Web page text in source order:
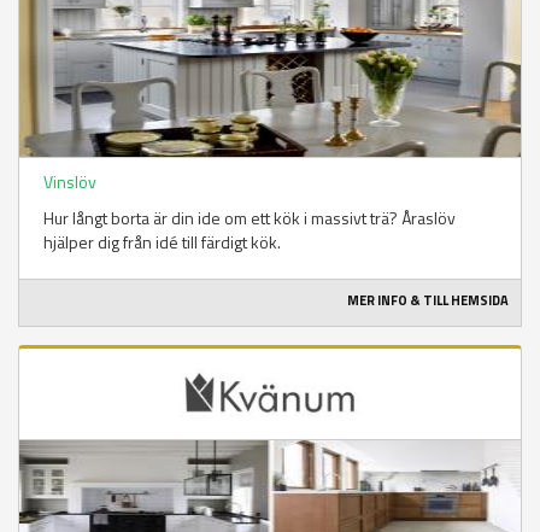
Vinslöv
Hur långt borta är din ide om ett kök i massivt trä? Åraslöv
hjälper dig från idé till färdigt kök.
MER INFO & TILL HEMSIDA